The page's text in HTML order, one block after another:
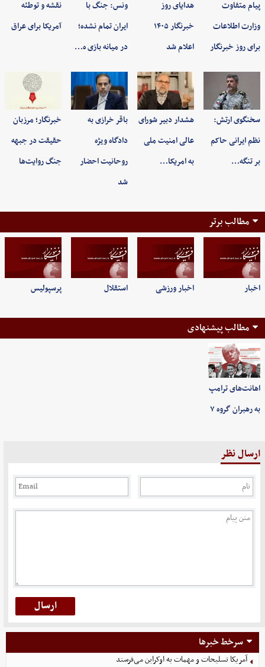
پیام متفاوت
وزارت اطلاعات
برای روز خبرنگار
هدایای روز
خبرنگار ۱۴۰۵
اعلام شد
ونس: جنگ با
ایران تمام نشده؛
در میانه بازی ه…
نقشه و توطئه
آمریکا برای عراق
سخنگوی ارتش:
نظم ایرانی حاکم
بر تنگه…
هشدار دبیر شورای
عالی امنیت ملی
به امریکا…
باقر خرازی به
دادگاه ویژه
روحانیت احضار
شد
خبرنگار؛ مرزبان
حقیقت در جبهه
جنگ روایت‌ها
مطالب برتر
اخبار اخبار ورزشی استقلال پرسپولیس
مطالب پیشنهادی
اهانت‌های ترامپ
به رهبران گروه ۷
ارسال نظر
سرخط خبرها
آمریکا تسلیحات و مهمات به اوکراین می‌فرستد